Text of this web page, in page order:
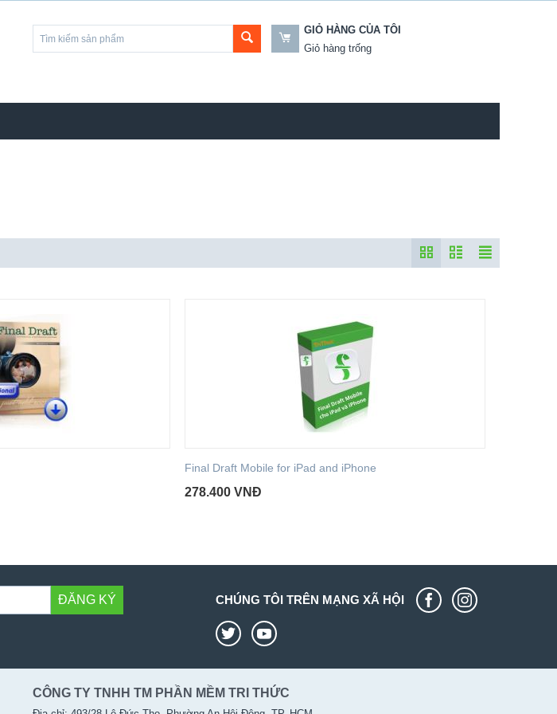
GIỎ HÀNG CỦA TÔI
Giỏ hàng trống
Final Draft Mobile for iPad and iPhone
278.400 VNĐ
ĐĂNG KÝ CHÚNG TÔI TRÊN MẠNG XÃ HỘI
CÔNG TY TNHH TM PHẦN MỀM TRI THỨC